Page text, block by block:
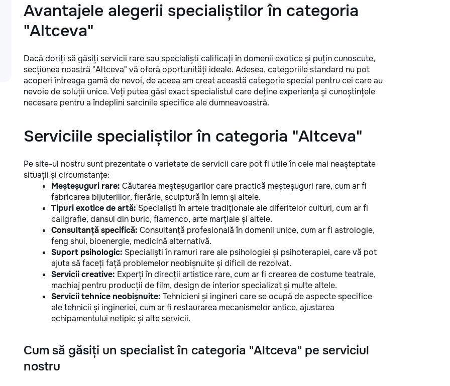
Avantajele alegerii specialiștilor în categoria
"Altceva"
Dacă doriți să găsiți servicii rare sau specialiști calificați în domenii exotice și puțin cunoscute,
secțiunea noastră "Altceva" vă oferă oportunități ideale. Adesea, categoriile standard nu pot
acoperi întreaga gamă de nevoi, de aceea am creat această categorie special pentru cei care au
nevoie de soluții unice. Veți putea găsi exact specialistul care deține experiența și cunoștințele
necesare pentru a îndeplini sarcinile specifice ale dumneavoastră.
Serviciile specialiștilor în categoria "Altceva"
Pe site-ul nostru sunt prezentate o varietate de servicii care pot fi utile în cele mai neașteptate
situații și circumstanțe:
Meșteșuguri rare: Căutarea meșteșugarilor care practică meșteșuguri rare, cum ar fi
fabricarea bijuteriilor, fierărie, sculptură în lemn și altele.
Tipuri exotice de artă: Specialiști în artele tradiționale ale diferitelor culturi, cum ar fi
caligrafie, dansul din buric, flamenco, arte marțiale și altele.
Consultanță specifică: Consultanță profesională în domenii unice, cum ar fi astrologie,
feng shui, bioenergie, medicină alternativă.
Suport psihologic: Specialiști în ramuri rare ale psihologiei și psihoterapiei, care vă pot
ajuta să faceți față problemelor neobișnuite și dificil de rezolvat.
Servicii creative: Experți în direcții artistice rare, cum ar fi crearea de costume teatrale,
machiaj pentru producții de film, design de interior specializat și multe altele.
Servicii tehnice neobișnuite: Tehnicieni și ingineri care se ocupă de aspecte specifice
ale tehnicii și ingineriei, cum ar fi restaurarea mecanismelor antice, ajustarea
echipamentului netipic și alte servicii.
Cum să găsiți un specialist în categoria "Altceva" pe serviciul
nostru